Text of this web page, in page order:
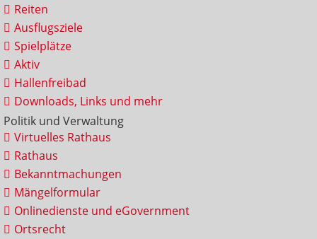
Reiten
Ausflugsziele
Spielplätze
Aktiv
Hallenfreibad
Downloads, Links und mehr
Politik und Verwaltung
Virtuelles Rathaus
Rathaus
Bekanntmachungen
Mängelformular
Onlinedienste und eGovernment
Ortsrecht